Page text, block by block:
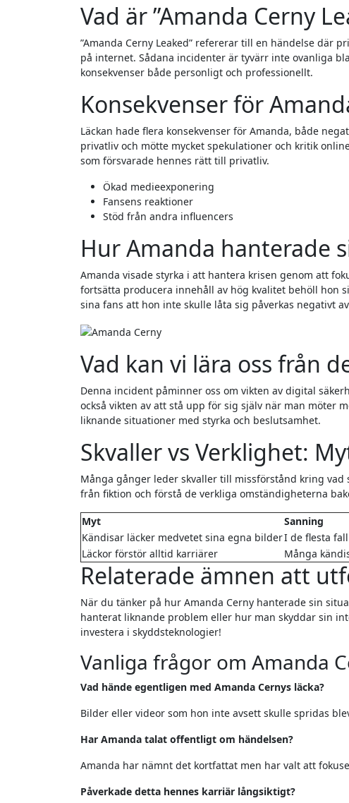
Vad är ”Amanda Cerny
”Amanda Cerny Leaked” refererar till en händelse där
på internet. Sådana incidenter är tyvärr inte ovanliga
konsekvenser både personligt och professionellt.
Konsekvenser för
Läckan hade flera konsekvenser för Amanda, både
privatliv och mötte mycket spekulationer och kritik
som försvarade hennes rätt till privatliv.
Ökad medieexponering
Fansens reaktioner
Stöd från andra influencers
Hur Amanda hanterade
Amanda visade styrka i att hantera krisen genom att
fortsätta producera innehåll av hög kvalitet behöll hon
sina fans att hon inte skulle låta sig påverkas negativt
Vad kan vi lära oss från
Denna incident påminner oss om vikten av digital
också vikten av att stå upp för sig själv när man möter
liknande situationer med styrka och beslutsamhet.
Skvaller vs Verklighet:
Många gånger leder skvaller till missförstånd kring
från fiktion och förstå de verkliga omständigheterna
Myt
Sanning
Kändisar läcker medvetet sina egna bilderI de flesta
Läckor förstör alltid karriärer
Många
Relaterade ämnen att
När du tänker på hur Amanda Cerny hanterade sin
hanterat liknande problem eller hur man skyddar sin
investera i skyddsteknologier!
Vanliga frågor om Amanda
Vad hände egentligen med Amanda Cernys läcka?
Bilder eller videor som hon inte avsett skulle spridas
Har Amanda talat offentligt om händelsen?
Amanda har nämnt det kortfattat men har valt att
Påverkade detta hennes karriär långsiktigt?